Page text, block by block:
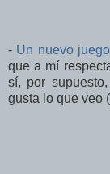
- Un nuevo
que a mí
sí, por
gusta lo que veo